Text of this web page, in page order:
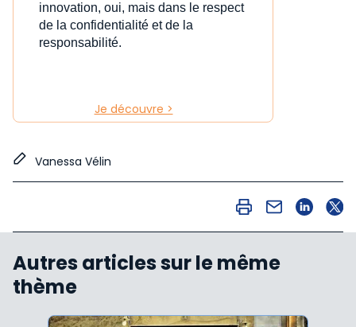
innovation, oui, mais dans le respect
de la confidentialité et de la
responsabilité.
Je découvre >
Vanessa Vélin
Autres articles sur le même
thème